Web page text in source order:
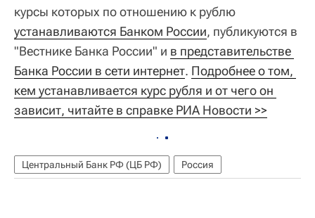
курсы которых по отношению к рублю
устанавливаются Банком России, публикуются в
"Вестнике Банка России" и в представительстве
Банка России в сети интернет. Подробнее о том,
кем устанавливается курс рубля и от чего он
зависит, читайте в справке РИА Новости >>
Центральный Банк РФ (ЦБ РФ) Россия